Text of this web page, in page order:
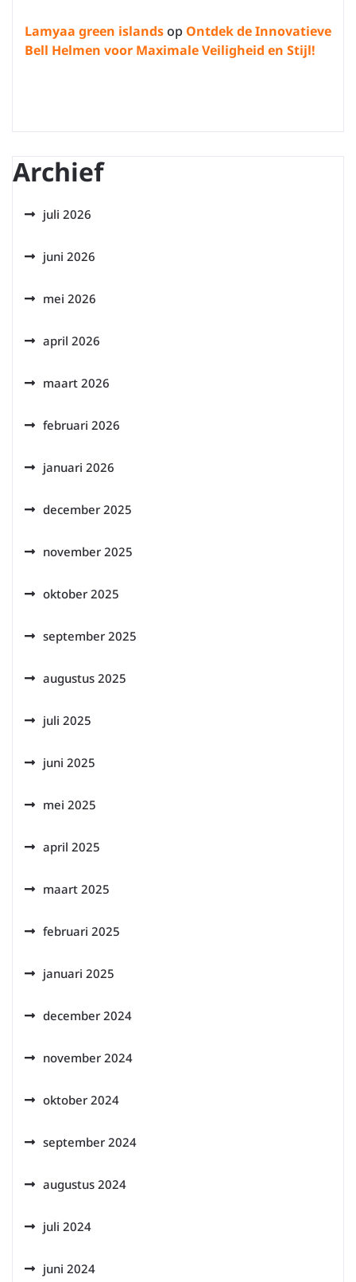
Lamyaa green islandsop Ontdek de Innovatieve
Bell Helmen voor Maximale Veiligheid en Stijl!
Archief
juli 2026
juni 2026
mei 2026
april 2026
maart 2026
februari 2026
januari 2026
december 2025
november 2025
oktober 2025
september 2025
augustus 2025
juli 2025
juni 2025
mei 2025
april 2025
maart 2025
februari 2025
januari 2025
december 2024
november 2024
oktober 2024
september 2024
augustus 2024
juli 2024
juni 2024